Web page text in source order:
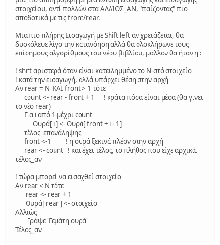
στοιχείου, αντί πολλών στα ΑΛΛΙΩΣ_ΑΝ, "παίζοντας" πιο
αποδοτικά με τις front/rear.
Μια πιο πλήρης Εισαγωγή με Shift left αν χρειάζεται, θα
δυσκόλευε λίγο την κατανόηση αλλά θα ολοκλήρωνε τους
επίσημους αλγορίθμους του νέου βιβλίου, μάλλον θα ήταν η :
! shift αριστερά όταν είναι κατειλημμένο το Ν-στό στοιχείο
! κατά την εισαγωγή, αλλά υπάρχει θέση στην αρχή
Αν rear = N KAI front > 1 τότε
count <- rear - front + 1 ! κράτα πόσα είναι μέσα (θα γίνει
το νέο rear)
Για i από 1 μέχρι count
Ουρά[ i ] <- Ουρά[ front + i - 1]
τέλος_επανάληψης
front <-1 ! η ουρά ξεκινά πλέον στην αρχή
rear <- count ! και έχει τέλος, το πλήθος που είχε αρχικά.
τέλος_αν
! τώρα μπορεί να εισαχθεί στοιχείο
Αν rear < Ν τότε
rear <- rear + 1
Ουρά[ rear ] <- στοιχείο
Αλλιώς
Γράψε 'Γεμάτη ουρά'
Τέλος_αν